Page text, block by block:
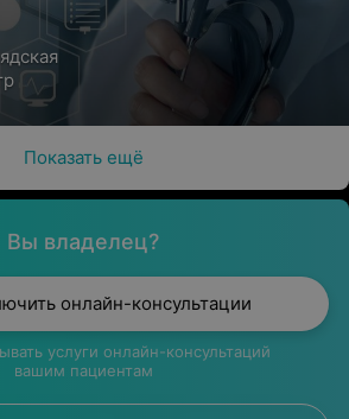
Показать ещё
Вы владелец?
онлайн-консультации
услуги онлайн-консультаций
вашим пациентам